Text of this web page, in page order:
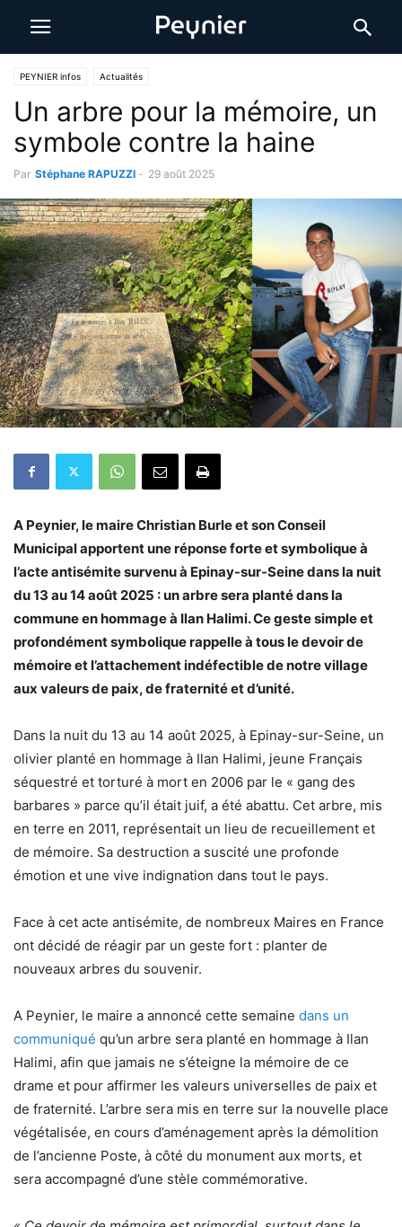
PEYNIER infos Actualités
Un arbre pour la mémoire, un
symbole contre la haine
Par Stéphane RAPUZZI - 29 août 2025
A Peynier, le maire Christian Burle et son Conseil
Municipal apportent une réponse forte et symbolique à
l’acte antisémite survenu à Epinay-sur-Seine dans la nuit
du 13 au 14 août 2025 : un arbre sera planté dans la
commune en hommage à Ilan Halimi. Ce geste simple et
profondément symbolique rappelle à tous le devoir de
mémoire et l’attachement indéfectible de notre village
aux valeurs de paix, de fraternité et d’unité.
Dans la nuit du 13 au 14 août 2025, à Epinay-sur-Seine, un
olivier planté en hommage à Ilan Halimi, jeune Français
séquestré et torturé à mort en 2006 par le « gang des
barbares » parce qu’il était juif, a été abattu. Cet arbre, mis
en terre en 2011, représentait un lieu de recueillement et
de mémoire. Sa destruction a suscité une profonde
émotion et une vive indignation dans tout le pays.
Face à cet acte antisémite, de nombreux Maires en France
ont décidé de réagir par un geste fort : planter de
nouveaux arbres du souvenir.
A Peynier, le maire a annoncé cette semaine dans un
communiqué qu’un arbre sera planté en hommage à Ilan
Halimi, afin que jamais ne s’éteigne la mémoire de ce
drame et pour affirmer les valeurs universelles de paix et
de fraternité. L’arbre sera mis en terre sur la nouvelle place
végétalisée, en cours d’aménagement après la démolition
de l’ancienne Poste, à côté du monument aux morts, et
sera accompagné d’une stèle commémorative.